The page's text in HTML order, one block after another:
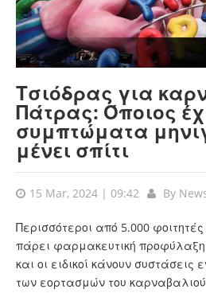
Τσιόδρας για
Πάτρας: Όποιος
συμπτώματα
μένει σπίτι
15 Mar, 2024 | 09:42 By
Περισσότεροι από 5.000
πάρει φαρμακευτική προφύλαξη
και οι ειδικοί κάνουν συστάσεις
των εορτασμών του καρναβαλιού